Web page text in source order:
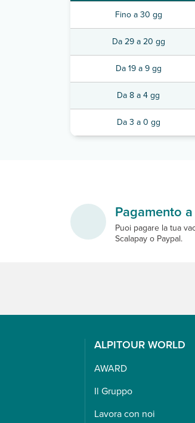
Fino a 30 gg
Da 29 a 20 gg
Da 19 a 9 gg
Da 8 a 4 gg
Da 3 a 0 gg
Pagamento
Puoi pagare la tua
Scalapay o Paypal.
ALPITOUR WORLD
AWARD
Il Gruppo
Lavora con noi